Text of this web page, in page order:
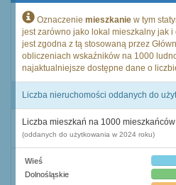
Oznaczenie mieszkanie w tym
jest zarówno jako lokal mieszkalny jak
jest zgodna z tą stosowaną przez
obliczeniach wskaźników na 1000
najaktualniejsze dostępne dane o
Liczba nieruchomości oddanych do
Liczba mieszkań na 1000 mieszkańców
(oddanych do użytkowania w 2024 roku)
Wieś
Dolnośląskie